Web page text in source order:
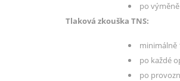
po
Tlaková zkouška TNS:
minimálně
po každé
po